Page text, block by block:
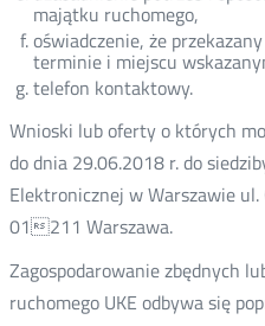
majątku ruchomego,
oświadczenie, że
terminie i miejscu
telefon kontaktowy.
Wnioski lub oferty o których
do dnia 29.06.2018 r. do
Elektronicznej w Warszawie ul.
01211 Warszawa.
Zagospodarowanie zbędnych
ruchomego UKE odbywa się